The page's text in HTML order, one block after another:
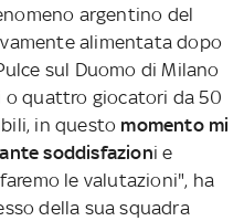
argentino del
alimentata dopo
sul Duomo di Milano
o quattro giocatori da 50
in questo momento mi
soddisfazioni e
le valutazioni", ha
della sua squadra